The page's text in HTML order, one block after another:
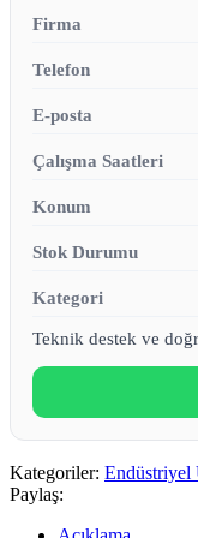
Firma
Telefon
E-posta
Çalışma Saatleri
Konum
Stok Durumu
Kategori
Teknik destek ve
Kategoriler: Endüstriyel
Paylaş: